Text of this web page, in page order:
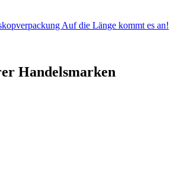
Auf die Länge kommt es an!
Handelsmarken